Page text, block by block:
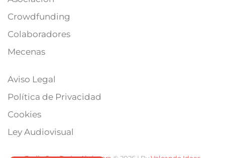
Crowdfunding
Colaboradores
Mecenas
Aviso Legal
Política de Privacidad
Cookies
Ley Audiovisual